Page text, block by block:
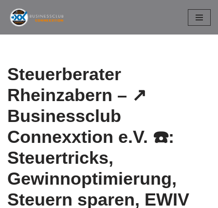
Zum
Steuerberater
Rheinzabern – ↗️
Businessclub
Connexxtion e.V. ☎️:
Steuertricks,
Gewinnoptimierung,
Steuern sparen, EWIV